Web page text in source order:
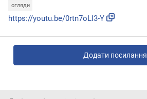
огляди
https://youtu.be/0rtn7oLI3-Y
Додати посилання